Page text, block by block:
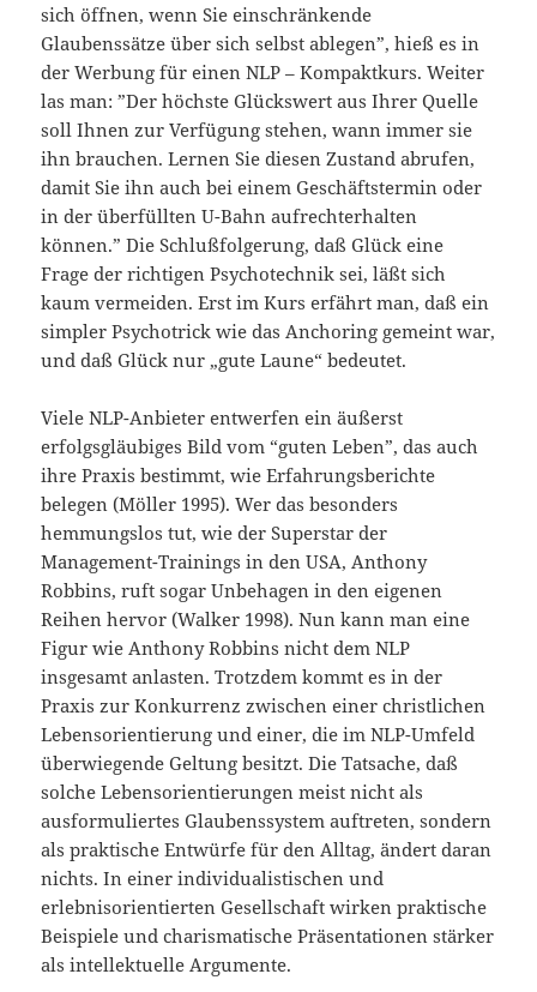
sich öffnen, wenn Sie einschränkende
Glaubenssätze über sich selbst ablegen”, hieß es in
der Werbung für einen NLP – Kompaktkurs. Weiter
las man: ”Der höchste Glückswert aus Ihrer Quelle
soll Ihnen zur Verfügung stehen, wann immer sie
ihn brauchen. Lernen Sie diesen Zustand abrufen,
damit Sie ihn auch bei einem Geschäftstermin oder
in der überfüllten U-Bahn aufrechterhalten
können.” Die Schlußfolgerung, daß Glück eine
Frage der richtigen Psychotechnik sei, läßt sich
kaum vermeiden. Erst im Kurs erfährt man, daß ein
simpler Psychotrick wie das Anchoring gemeint war,
und daß Glück nur „gute Laune“ bedeutet.
Viele NLP-Anbieter entwerfen ein äußerst
erfolgsgläubiges Bild vom “guten Leben”, das auch
ihre Praxis bestimmt, wie Erfahrungsberichte
belegen (Möller 1995). Wer das besonders
hemmungslos tut, wie der Superstar der
Management-Trainings in den USA, Anthony
Robbins, ruft sogar Unbehagen in den eigenen
Reihen hervor (Walker 1998). Nun kann man eine
Figur wie Anthony Robbins nicht dem NLP
insgesamt anlasten. Trotzdem kommt es in der
Praxis zur Konkurrenz zwischen einer christlichen
Lebensorientierung und einer, die im NLP-Umfeld
überwiegende Geltung besitzt. Die Tatsache, daß
solche Lebensorientierungen meist nicht als
ausformuliertes Glaubenssystem auftreten, sondern
als praktische Entwürfe für den Alltag, ändert daran
nichts. In einer individualistischen und
erlebnisorientierten Gesellschaft wirken praktische
Beispiele und charismatische Präsentationen stärker
als intellektuelle Argumente.